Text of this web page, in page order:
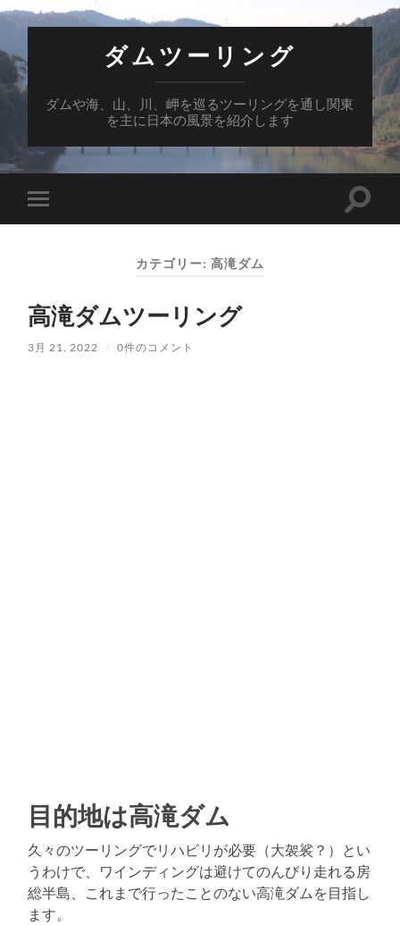
ダムツーリング
ダムや海、山、川、岬を巡るツーリングを通し関東
を主に日本の風景を紹介します
モ
バ
ー
を
切
り
検
カテゴリー: 高滝ダム
高滝ダムツーリング
3月 21, 2022 / 0件のコメント
目的地は高滝ダム
久々のツーリングでリハビリが必要（大袈裟？）とい
うわけで、ワインディングは避けてのんびり走れる房
総半島、これまで行ったことのない高滝ダムを目指し
ます。